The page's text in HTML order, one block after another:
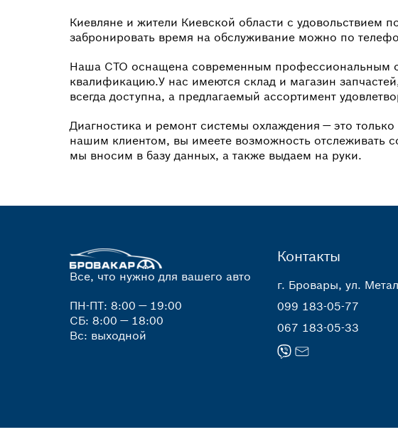
Киевляне и жители Киевской области с удовольствием
забронировать время на обслуживание можно по
Наша СТО оснащена современным профессиональным
квалификацию.У нас имеются склад и магазин
всегда доступна, а предлагаемый ассортимент
Диагностика и ремонт системы охлаждения — это
нашим клиентом, вы имеете возможность отслеживать
мы вносим в базу данных, а также выдаем на руки.
Все, что нужно для вашего авто
ПН-ПТ: 8:00 — 19:00
СБ: 8:00 — 18:00
Вс: выходной
Контакты
г. Бровары, ул.
099 183-05-77
067 183-05-33